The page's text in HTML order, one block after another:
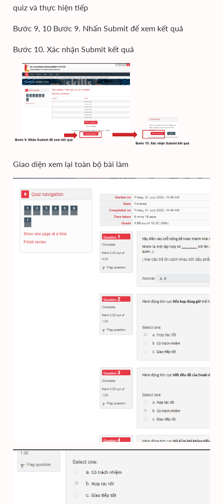
quiz và thực hiện tiếp
Bước 9, 10 Bước 9. Nhấn Submit để xem kết quả
Bước 10. Xác nhận Submit kết quả
Giao diện xem lại toàn bộ bài làm